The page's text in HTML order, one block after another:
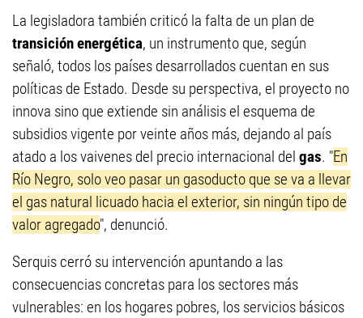
La legisladora también criticó la falta de un plan de
transición energética, un instrumento que, según
señaló, todos los países desarrollados cuentan en sus
políticas de Estado. Desde su perspectiva, el proyecto no
innova sino que extiende sin análisis el esquema de
subsidios vigente por veinte años más, dejando al país
atado a los vaivenes del precio internacional del gas. "En
Río Negro, solo veo pasar un gasoducto que se va a llevar
el gas natural licuado hacia el exterior, sin ningún tipo de
valor agregado", denunció.
Serquis cerró su intervención apuntando a las
consecuencias concretas para los sectores más
vulnerables: en los hogares pobres, los servicios básicos